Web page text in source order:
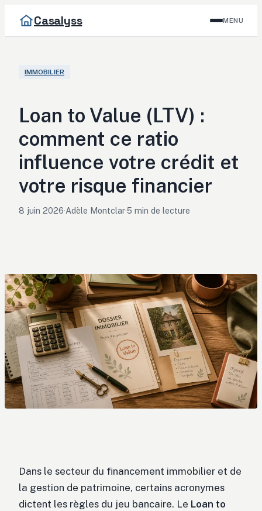
Casalyss MENU
IMMOBILIER
Loan to Value (LTV) :
comment ce ratio
influence votre crédit et
votre risque financier
8 juin 2026·Adèle Montclar·5 min de lecture
Dans le secteur du financement immobilier et de
la gestion de patrimoine, certains acronymes
dictent les règles du jeu bancaire. Le Loan to